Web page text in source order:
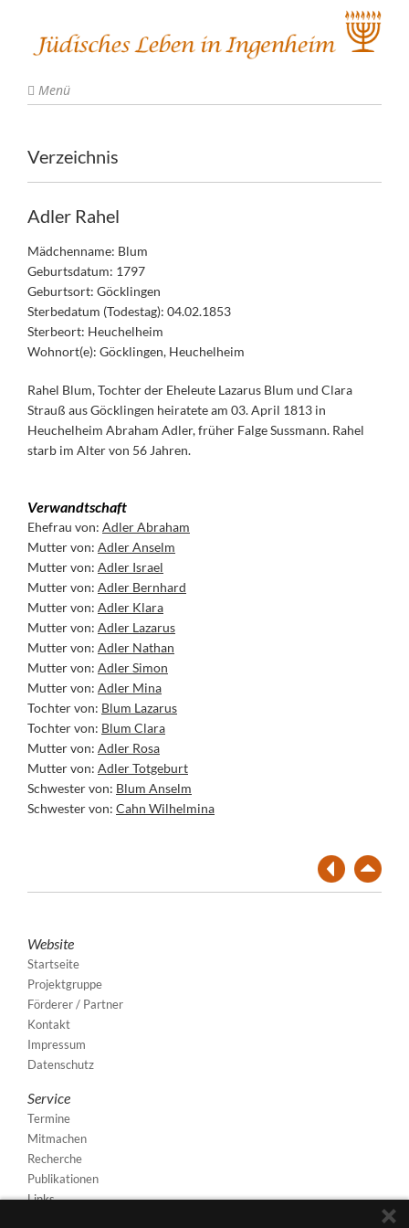
Menü
Verzeichnis
Adler Rahel
Mädchenname: Blum
Geburtsdatum: 1797
Geburtsort: Göcklingen
Sterbedatum (Todestag): 04.02.1853
Sterbeort: Heuchelheim
Wohnort(e): Göcklingen, Heuchelheim
Rahel Blum, Tochter der Eheleute Lazarus Blum und Clara
Strauß aus Göcklingen heiratete am 03. April 1813 in
Heuchelheim Abraham Adler, früher Falge Sussmann. Rahel
starb im Alter von 56 Jahren.
Verwandtschaft
Ehefrau von: Adler Abraham
Mutter von: Adler Anselm
Mutter von: Adler Israel
Mutter von: Adler Bernhard
Mutter von: Adler Klara
Mutter von: Adler Lazarus
Mutter von: Adler Nathan
Mutter von: Adler Simon
Mutter von: Adler Mina
Tochter von: Blum Lazarus
Tochter von: Blum Clara
Mutter von: Adler Rosa
Mutter von: Adler Totgeburt
Schwester von: Blum Anselm
Schwester von: Cahn Wilhelmina
Website
Startseite
Projektgruppe
Förderer / Partner
Kontakt
Impressum
Datenschutz
Service
Termine
Mitmachen
Recherche
Publikationen
Links